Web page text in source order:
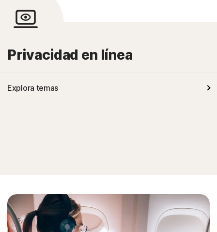
Privacidad en línea
Explora temas